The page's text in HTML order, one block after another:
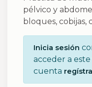
pélvico y
bloques, cobijas,
Inicia sesión
acceder a
cuenta